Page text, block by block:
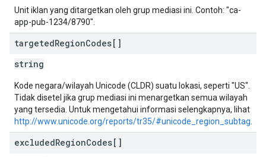
Unit iklan yang ditargetkan oleh grup mediasi ini. Contoh: "ca-
app-pub-1234/8790".
targetedRegionCodes[]
string
Kode negara/wilayah Unicode (CLDR) suatu lokasi, seperti "US".
Tidak disetel jika grup mediasi ini menargetkan semua wilayah
yang tersedia. Untuk mengetahui informasi selengkapnya, lihat
http://www.unicode.org/reports/tr35/#unicode_region_subtag
excludedRegionCodes[]